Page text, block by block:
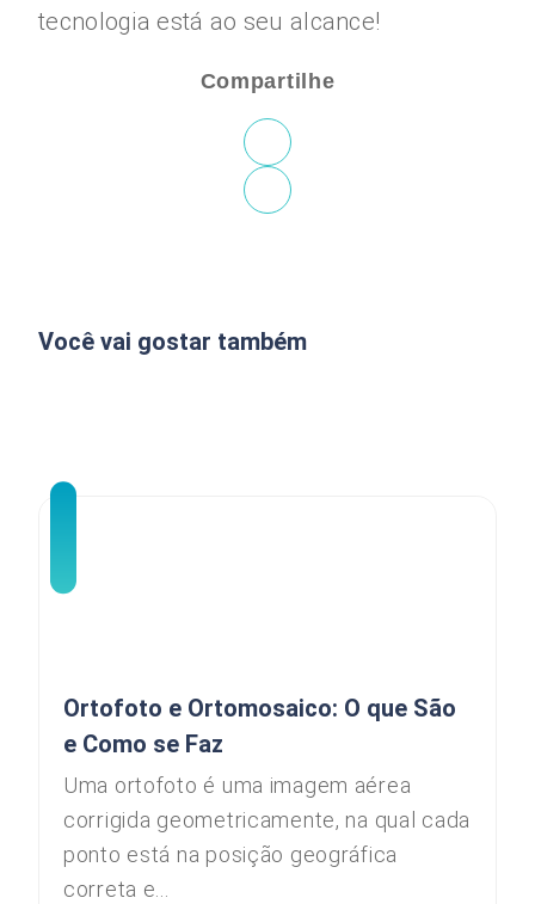
tecnologia está ao seu alcance!
Compartilhe
Você vai gostar também
Ortofoto e Ortomosaico: O que São
e Como se Faz
Uma ortofoto é uma imagem aérea
corrigida geometricamente, na qual cada
ponto está na posição geográfica
correta e...